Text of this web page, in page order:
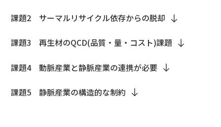
課題2 サーマルリサイクル依存からの脱却
課題3 再生材のQCD(品質・量・コスト)課題
課題4 動脈産業と静脈産業の連携が必要
課題5 静脈産業の構造的な制約